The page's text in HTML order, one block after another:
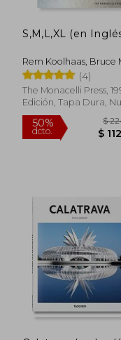
S,M,L,XL (en
Rem Koolhaas, Bruce
(4)
The Monacelli Press,
Edición, Tapa Dura,
50%
dcto. $